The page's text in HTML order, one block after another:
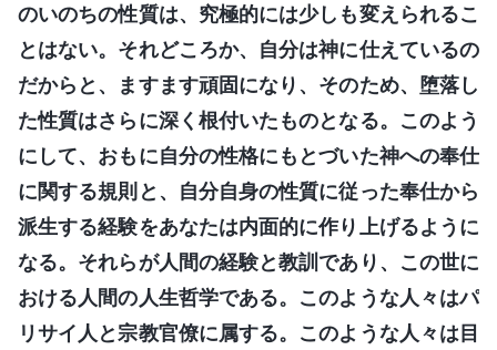
のいのちの性質は、究極的には少しも変えられるこ
とはない。それどころか、自分は神に仕えているの
だからと、ますます頑固になり、そのため、堕落し
た性質はさらに深く根付いたものとなる。このよう
にして、おもに自分の性格にもとづいた神への奉仕
に関する規則と、自分自身の性質に従った奉仕から
派生する経験をあなたは内面的に作り上げるように
なる。それらが人間の経験と教訓であり、この世に
おける人間の人生哲学である。このような人々はパ
リサイ人と宗教官僚に属する。このような人々は目